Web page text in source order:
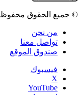
© جميع الحقوق محفوظة |
من نحن
تواصل معنا
صندوق الموقع
فيسبوك
‫X
‫YouTube